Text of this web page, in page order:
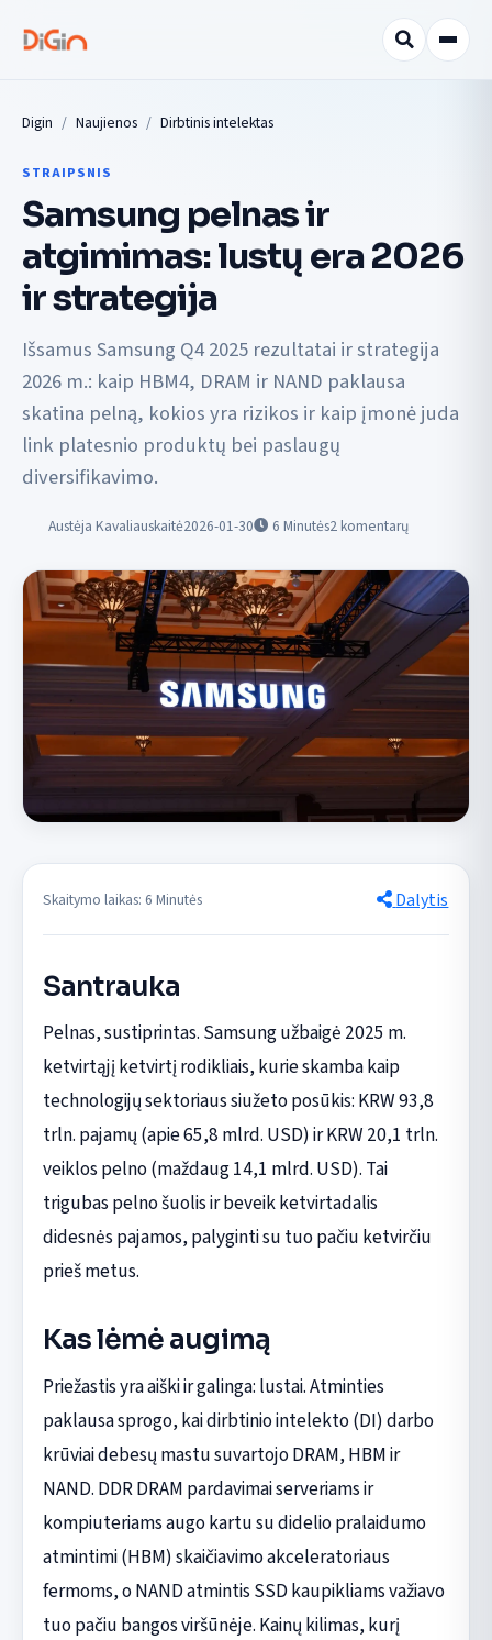
Digin Naujienos Dirbtinis intelektas
STRAIPSNIS
Samsung pelnas ir
atgimimas: lustų era 2026
ir strategija
Išsamus Samsung Q4 2025 rezultatai ir strategija
2026 m.: kaip HBM4, DRAM ir NAND paklausa
skatina pelną, kokios yra rizikos ir kaip įmonė juda
link platesnio produktų bei paslaugų
diversifikavimo.
Austėja Kavaliauskaitė2026-01-30 6 Minutės2 komentarų
Skaitymo laikas: 6 Minutės Dalytis
Santrauka
Pelnas, sustiprintas. Samsung užbaigė 2025 m.
ketvirtąjį ketvirtį rodikliais, kurie skamba kaip
technologijų sektoriaus siužeto posūkis: KRW 93,8
trln. pajamų (apie 65,8 mlrd. USD) ir KRW 20,1 trln.
veiklos pelno (maždaug 14,1 mlrd. USD). Tai
trigubas pelno šuolis ir beveik ketvirtadalis
didesnės pajamos, palyginti su tuo pačiu ketvirčiu
prieš metus.
Kas lėmė augimą
Priežastis yra aiški ir galinga: lustai. Atminties
paklausa sprogo, kai dirbtinio intelekto (DI) darbo
krūviai debesų mastu suvartojo DRAM, HBM ir
NAND. DDR DRAM pardavimai serveriams ir
kompiuteriams augo kartu su didelio pralaidumo
atmintimi (HBM) skaičiavimo akceleratoriaus
fermoms, o NAND atmintis SSD kaupikliams važiavo
tuo pačiu bangos viršūnėje. Kainų kilimas, kurį